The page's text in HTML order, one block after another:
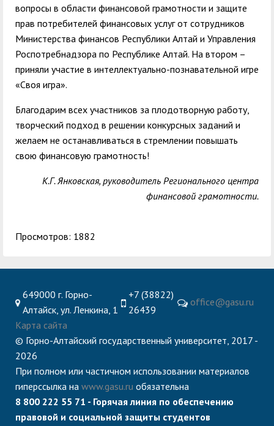
вопросы в области финансовой грамотности и защите
прав потребителей финансовых услуг от сотрудников
Министерства финансов Республики Алтай и Управления
Роспотребнадзора по Республике Алтай. На втором –
приняли участие в интеллектуально-познавательной игре
«Своя игра».
Благодарим всех участников за плодотворную работу,
творческий подход в решении конкурсных заданий и
желаем не останавливаться в стремлении повышать
свою финансовую грамотность!
К.Г. Янковская, руководитель Регионального центра
финансовой грамотности.
Просмотров: 1882
649000 г. Горно-
Алтайск, ул. Ленкина, 1
+7 (38822)
26439
office@gasu.ru
Карта сайта
© Горно-Алтайский государственный университет, 2017 -
2026
При полном или частичном использовании материалов
гиперссылка на www.gasu.ru обязательна
8 800 222 55 71 - Горячая линия по обеспечению
правовой и социальной защиты студентов